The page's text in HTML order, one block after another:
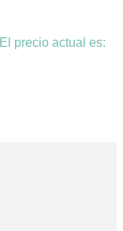
El precio actual es: